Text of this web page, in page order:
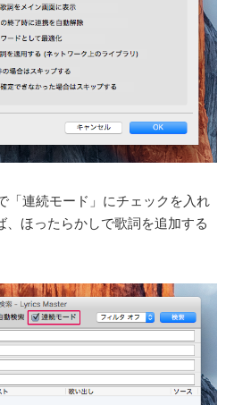
「連続モード」にチェックを入れ
、ほったらかしで歌詞を追加する